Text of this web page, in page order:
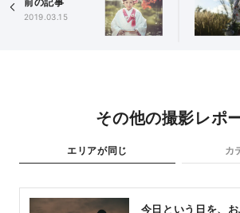
2019.03.15
その他の撮影レポ
エリアが同じ カ
今日という日を、